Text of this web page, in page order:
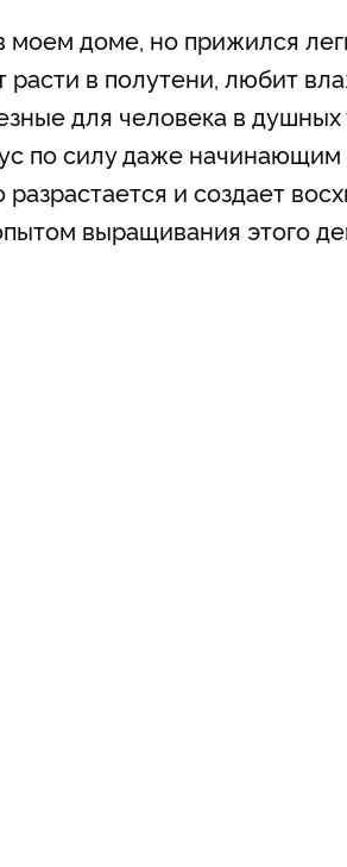
моем доме, но прижился
в полутени, любит
для человека в душных
по силу даже
и создает
выращивания этого